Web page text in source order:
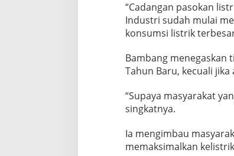
“Cadangan pasokan
Industri sudah mulai
konsumsi listrik
Bambang menegaskan
Tahun Baru, kecuali
“Supaya masyarakat
singkatnya.
Ia mengimbau
memaksimalkan